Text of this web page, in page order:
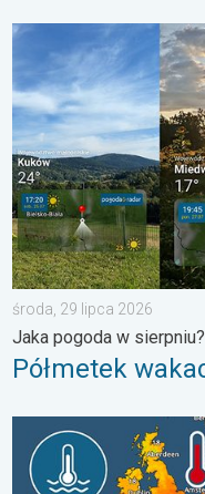
Półmetek wakacji.
środa, 29 lipca 2026
Jaka pogoda w sierpniu?
Półmetek
Europejskie morza są